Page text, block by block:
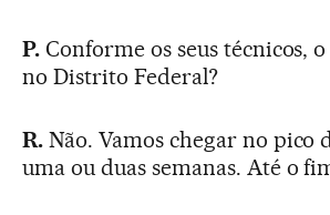
P. Conforme os seus técnicos,
no Distrito Federal?
R. Não. Vamos chegar no pico
uma ou duas semanas. Até o